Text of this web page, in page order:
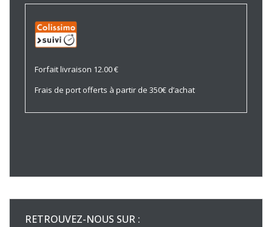
Forfait livraison 12.00 €
Frais de port offerts à partir de 350€ d’achat
RETROUVEZ-NOUS SUR :